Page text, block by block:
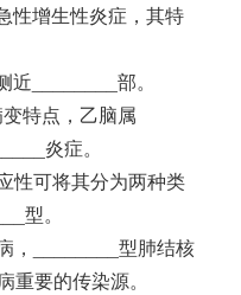
性增生性炎症，其特
________部。
特点，乙脑属
炎症。
性可将其分为两种类
型。
，________型肺结核
重要的传染源。